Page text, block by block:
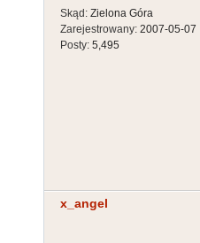
Skąd: Zielona Góra
Zarejestrowany: 2007-05-07
Posty: 5,495
x_angel